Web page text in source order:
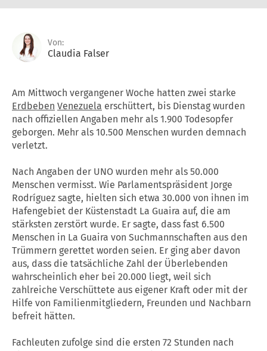
Von:
Claudia Falser
Am Mittwoch vergangener Woche hatten zwei starke
Erdbeben Venezuela erschüttert, bis Dienstag wurden
nach offiziellen Angaben mehr als 1.900 Todesopfer
geborgen. Mehr als 10.500 Menschen wurden demnach
verletzt.
Nach Angaben der UNO wurden mehr als 50.000
Menschen vermisst. Wie Parlamentspräsident Jorge
Rodríguez sagte, hielten sich etwa 30.000 von ihnen im
Hafengebiet der Küstenstadt La Guaira auf, die am
stärksten zerstört wurde. Er sagte, dass fast 6.500
Menschen in La Guaira von Suchmannschaften aus den
Trümmern gerettet worden seien. Er ging aber davon
aus, dass die tatsächliche Zahl der Überlebenden
wahrscheinlich eher bei 20.000 liegt, weil sich
zahlreiche Verschüttete aus eigener Kraft oder mit der
Hilfe von Familienmitgliedern, Freunden und Nachbarn
befreit hätten.
Fachleuten zufolge sind die ersten 72 Stunden nach